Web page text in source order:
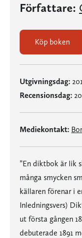
Författare:
Köp boken
Utgivningsdag:
Recensionsdag:
Mediekontakt:
”En diktbok är lik
många smycken
källaren förenar i
Inledningsvers)
ut första gången
debuterade 1891